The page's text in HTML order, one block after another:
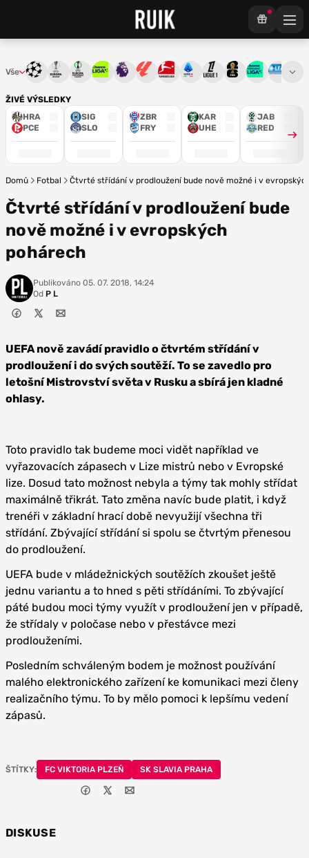
ŽIVÉ VÝSLEDKY
HRA
PCE
SIG
SLO
ZBR
FRY
KAR
UHE
JAB
RED
Vše Liga mistrůEvropská liga
Konferenční liga
Chance ligaPremier League
La LigaBundesliga
Serie ALigue 1Mistrovství světa
Chance3. ČFL
Domů Fotbal Čtvrté střídání v prodloužení bude nově možné i v
Čtvrté střídání v prodloužení bude
nově možné i v evropských
pohárech
Publikováno 05. 07. 2018, 14:24
Od P L
UEFA nově zavádí pravidlo o čtvrtém střídání v
prodloužení i do svých soutěží. To se zavedlo pro
letošní Mistrovství světa v Rusku a sbírá jen kladné
ohlasy.
Toto pravidlo tak budeme moci vidět například ve
vyřazovacích zápasech v Lize mistrů nebo v Evropské
lize. Dosud tato možnost nebyla a týmy tak mohly střídat
maximálně třikrát. Tato změna navíc bude platit, i když
trenéři v základní hrací době nevyužijí všechna tři
střídání. Zbývající střídání si spolu se čtvrtým přenesou
do prodloužení.
UEFA bude v mládežnických soutěžích zkoušet ještě
jednu variantu a to hned s pěti střídáními. To zbývající
páté budou moci týmy využít v prodloužení jen v případě,
že střídaly v poločase nebo v přestávce mezi
prodlouženími.
Posledním schváleným bodem je možnost používání
malého elektronického zařízení ke komunikaci mezi členy
realizačního týmu. To by mělo pomoci k lepšímu vedení
zápasů.
ŠTÍTKY: FC VIKTORIA PLZEŇ SK SLAVIA PRAHA
DISKUSE